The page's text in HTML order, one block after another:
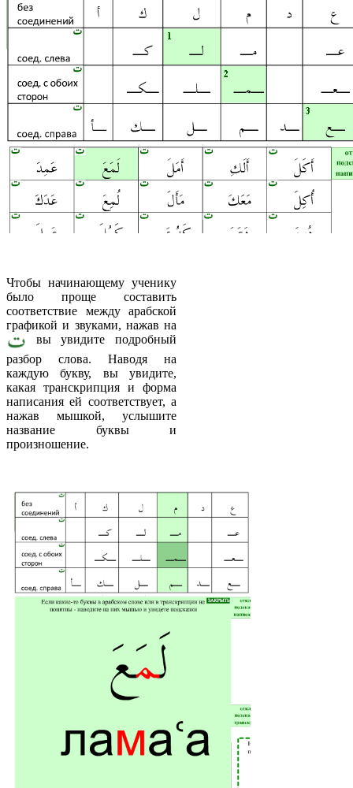
Чтобы начинающему ученику
было проще составить
соответствие между арабской
графикой и звуками, нажав на
вы увидите подробный
разбор слова. Наводя на
каждую букву, вы увидите,
какая транскрипция и форма
написания ей соответствует, а
нажав мышкой, услышите
название буквы и
произношение.